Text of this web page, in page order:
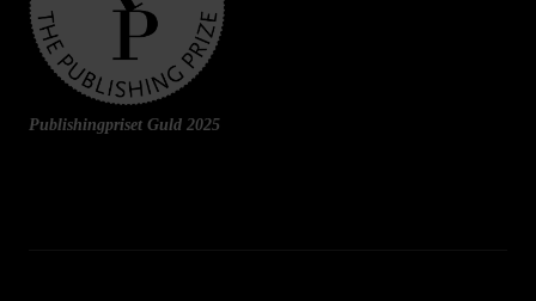
Publishingpriset Guld 2025